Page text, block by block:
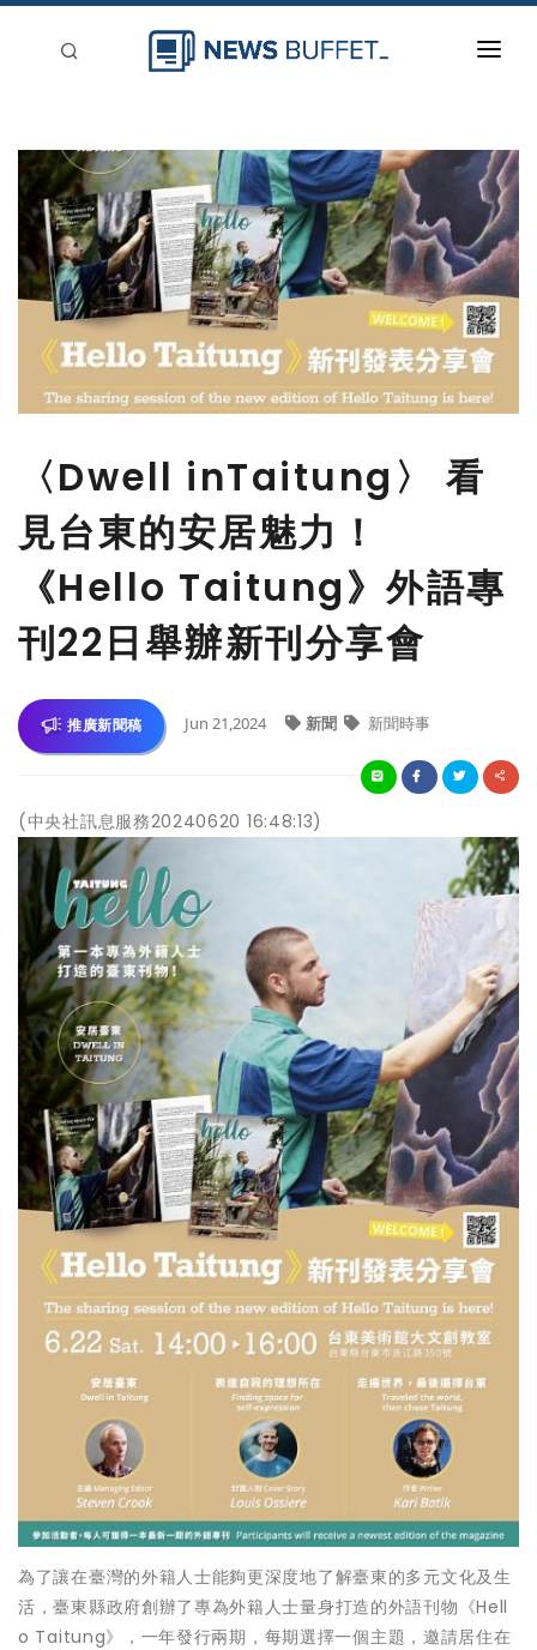
新聞稿分類
登入
刊登
〈Dwell inTaitung〉 看
見台東的安居魅力！
《Hello Taitung》外語專
刊22日舉辦新刊分享會
推廣新聞稿 Jun 21,2024 新聞 新聞時事
(中央社訊息服務20240620 16:48:13)
為了讓在臺灣的外籍人士能夠更深度地了解臺東的多元文化及生
活，臺東縣政府創辦了專為外籍人士量身打造的外語刊物《Hell
o Taitung》，一年發行兩期，每期選擇一個主題，邀請居住在